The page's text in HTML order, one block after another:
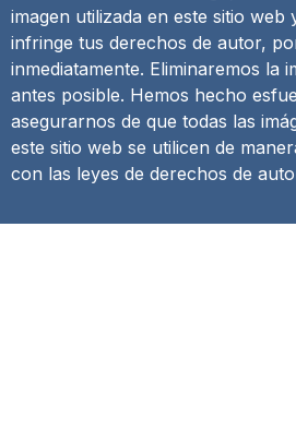
imagen utilizada en este sitio web
infringe tus derechos de autor,
inmediatamente. Eliminaremos la
antes posible. Hemos hecho
asegurarnos de que todas las
este sitio web se utilicen de
con las leyes de derechos de